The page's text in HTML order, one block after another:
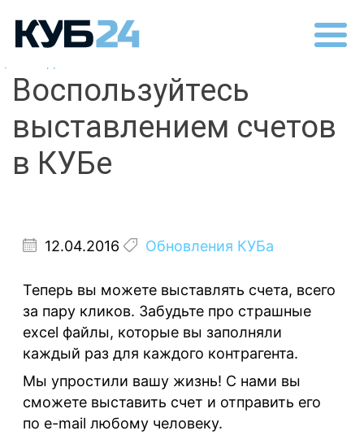
Воспользуйтесь
выставлением счетов
в КУБе
12.04.2016 Обновления КУБа
Теперь вы можете выставлять счета, всего
за пару кликов. Забудьте про страшные
excel файлы, которые вы заполняли
каждый раз для каждого контрагента.
Мы упростили вашу жизнь! С нами вы
сможете выставить счет и отправить его
по e-mail любому человеку.